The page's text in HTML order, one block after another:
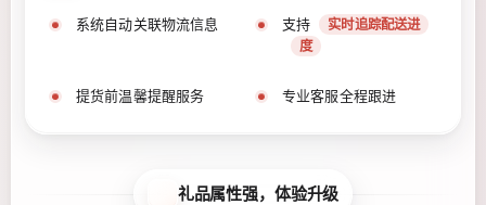
系统自动关联物流信息 支持
实时追踪配送进
度
提货前温馨提醒服务 专业客服全程跟进
礼品属性强，体验升级